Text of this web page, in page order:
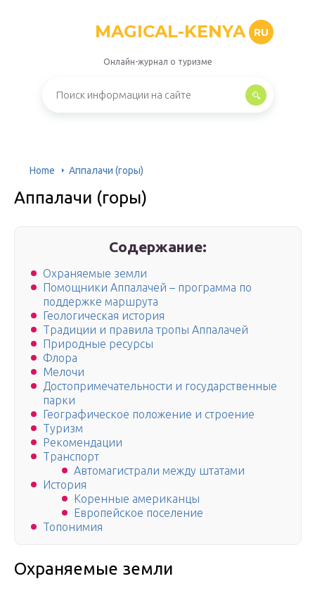
MAGICAL-KENYA RU
Онлайн-журнал о туризме
Home Аппалачи (горы)
Аппалачи (горы)
Содержание:
Охраняемые земли
Помощники Аппалачей – программа по
поддержке маршрута
Геологическая история
Традиции и правила тропы Аппалачей
Природные ресурсы
Флора
Мелочи
Достопримечательности и государственные
парки
Географическое положение и строение
Туризм
Рекомендации
Транспорт
Автомагистрали между штатами
История
Коренные американцы
Европейское поселение
Топонимия
Охраняемые земли